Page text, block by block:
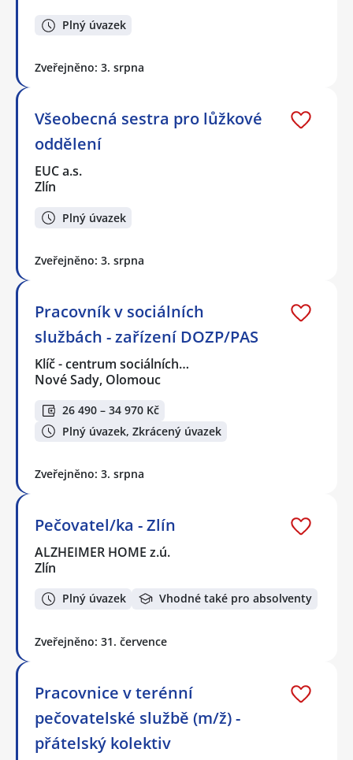
Plný úvazek
Zveřejněno: 3. srpna
Všeobecná sestra pro lůžkové
oddělení
EUC a.s.
Zlín
Plný úvazek
Zveřejněno: 3. srpna
Pracovník v sociálních
službách - zařízení DOZP/PAS
Klíč - centrum sociálních…
Nové Sady, Olomouc
26 490 – 34 970 Kč
Plný úvazek, Zkrácený úvazek
Zveřejněno: 3. srpna
Pečovatel/ka - Zlín
ALZHEIMER HOME z.ú.
Zlín
Plný úvazek Vhodné také pro absolventy
Zveřejněno: 31. července
Pracovnice v terénní
pečovatelské službě (m/ž) -
přátelský kolektiv